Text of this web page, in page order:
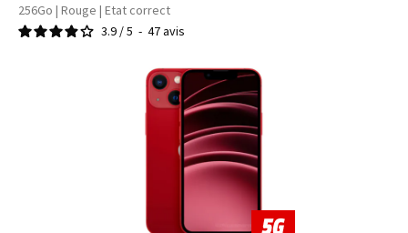
256Go | Rouge | Etat correct
3.9 /5 - 47avis